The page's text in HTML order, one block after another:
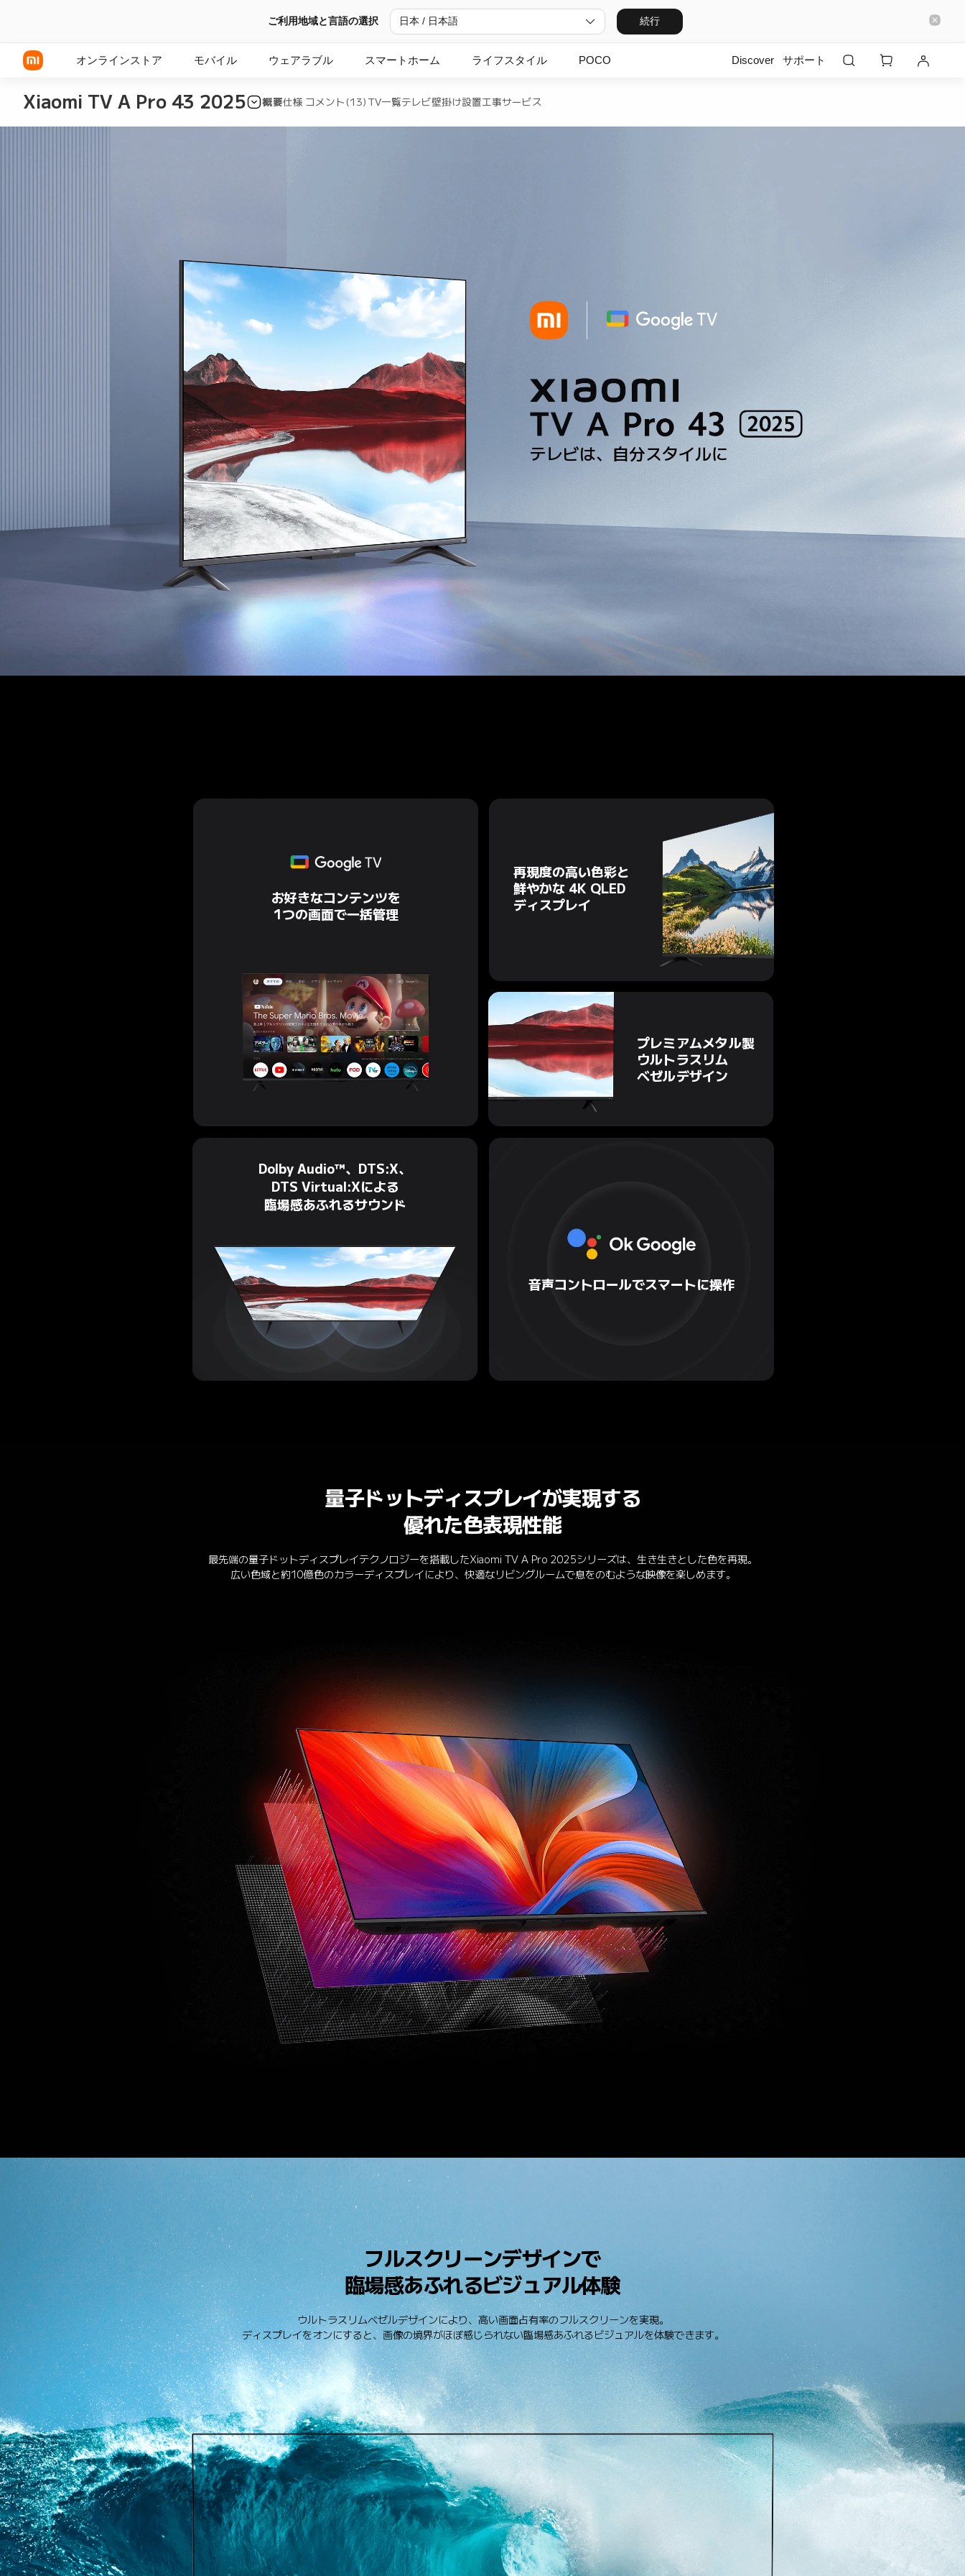
ご利用地域と言語の選択 日本 / 日本語 続行
オンラインストア モバイル ウェアラブル スマートホーム ライフスタイル POCO Discover サポート
Xiaomi TV A Pro 43 2025 概要仕様 コメント(13) TV一覧テレビ壁掛け設置工事サービス
テレビは、自分スタイルに
お好きなコンテンツを
1つの画面で一括管理
再現度の高い色彩と
鮮やかな 4K QLED
ディスプレイ
プレミアムメタル製
ウルトラスリム
ベゼルデザイン
Dolby Audio™、DTS:X、
DTS Virtual:Xによる
臨場感あふれるサウンド
音声コントロールでスマートに操作
量子ドットディスプレイが実現する
優れた色表現性能
最先端の量子ドットディスプレイテクノロジーを搭載したXiaomi TV A Pro 2025シリーズは、生き生きとした色を再現。
広い色域と約10億色のカラーディスプレイにより、快適なリビングルームで息をのむような映像を楽しめます。
フルスクリーンデザインで
臨場感あふれるビジュアル体験
ウルトラスリムベゼルデザインにより、高い画面占有率のフルスクリーンを実現。
ディスプレイをオンにすると、画像の境界がほぼ感じられない臨場感あふれるビジュアルを体験できます。